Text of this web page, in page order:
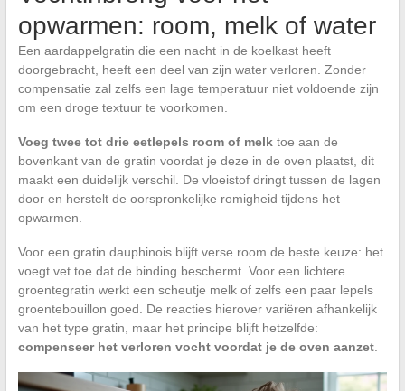
opwarmen: room, melk of water
Een aardappelgratin die een nacht in de koelkast heeft
doorgebracht, heeft een deel van zijn water verloren. Zonder
compensatie zal zelfs een lage temperatuur niet voldoende zijn
om een droge textuur te voorkomen.
Voeg twee tot drie eetlepels room of melktoe aan de
bovenkant van de gratin voordat je deze in de oven plaatst, dit
maakt een duidelijk verschil. De vloeistof dringt tussen de lagen
door en herstelt de oorspronkelijke romigheid tijdens het
opwarmen.
Voor een gratin dauphinois blijft verse room de beste keuze: het
voegt vet toe dat de binding beschermt. Voor een lichtere
groentegratin werkt een scheutje melk of zelfs een paar lepels
groentebouillon goed. De reacties hierover variëren afhankelijk
van het type gratin, maar het principe blijft hetzelfde:
compenseer het verloren vocht voordat je de oven aanzet.